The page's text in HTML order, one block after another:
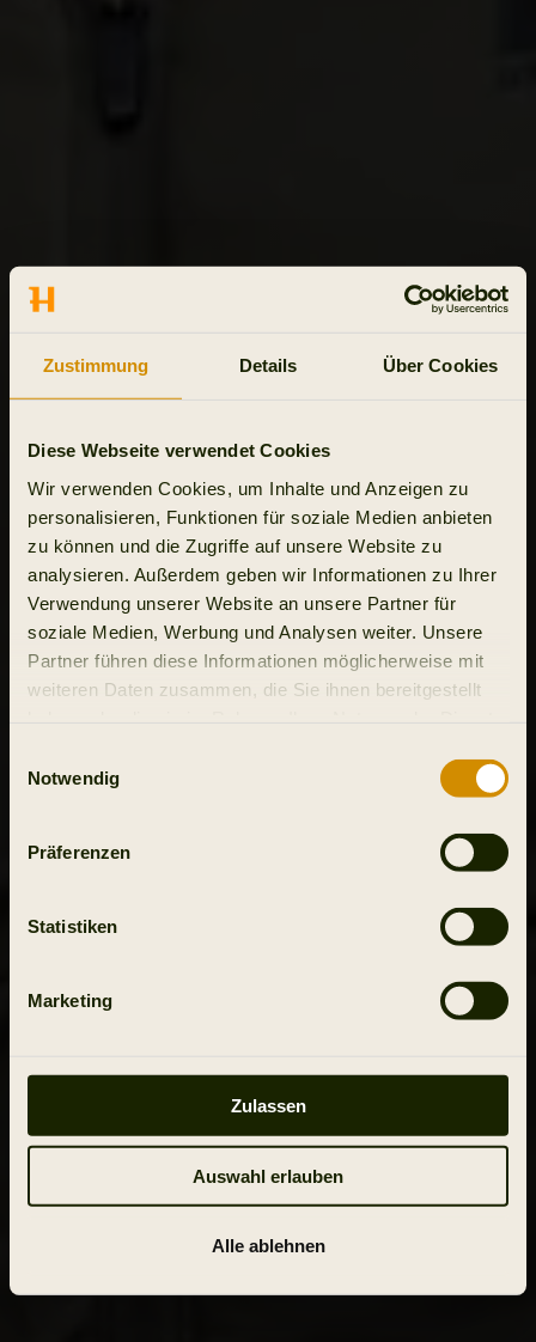
Zustimmung Details Über Cookies
Diese Webseite verwendet Cookies
Wir verwenden Cookies, um Inhalte und Anzeigen zu
personalisieren, Funktionen für soziale Medien anbieten
zu können und die Zugriffe auf unsere Website zu
analysieren. Außerdem geben wir Informationen zu Ihrer
Verwendung unserer Website an unsere Partner für
soziale Medien, Werbung und Analysen weiter. Unsere
Partner führen diese Informationen möglicherweise mit
weiteren Daten zusammen, die Sie ihnen bereitgestellt
Notwendig
Präferenzen
Statistiken
Marketing
Zulassen
Auswahl erlauben
Alle ablehnen